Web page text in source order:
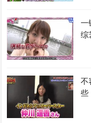
一
综
不
些